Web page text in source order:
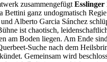
zusammengefügt
Bettini ganz undogmatisch
Alberto Garcia Sánchez
ist chaotisch,
am Boden liegen. Am Ende
Suche nach dem
Gemeinsam wird